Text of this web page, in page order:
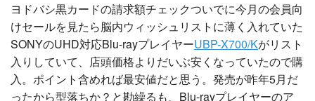
ヨドバシ黒カードの請求額チェックついでに今月の会員向
けセールを見たら脳内ウィッシュリストに薄く入れていた
SONYのUHD対応Blu-rayプレイヤーUBP-X700/Kがリスト
入りしていて、店頭価格よりだいぶ安くなっていたので購
入。ポイント含めれば最安値だと思う。発売が昨年5月だ
ったから型落ちか？と勘繰るも、Blu-rayプレイヤーのア